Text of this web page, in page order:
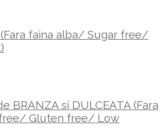
faina alba/ Sugar free/
BRANZA si DULCEATA (Fara
Gluten free/ Low